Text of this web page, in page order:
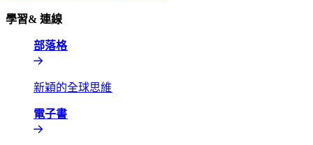
學習& 連線​​
部落格​​
新穎的全球思維​​
電子書​​